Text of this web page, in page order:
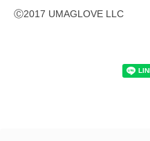
Ⓒ2017 UMAGLOVE LLC